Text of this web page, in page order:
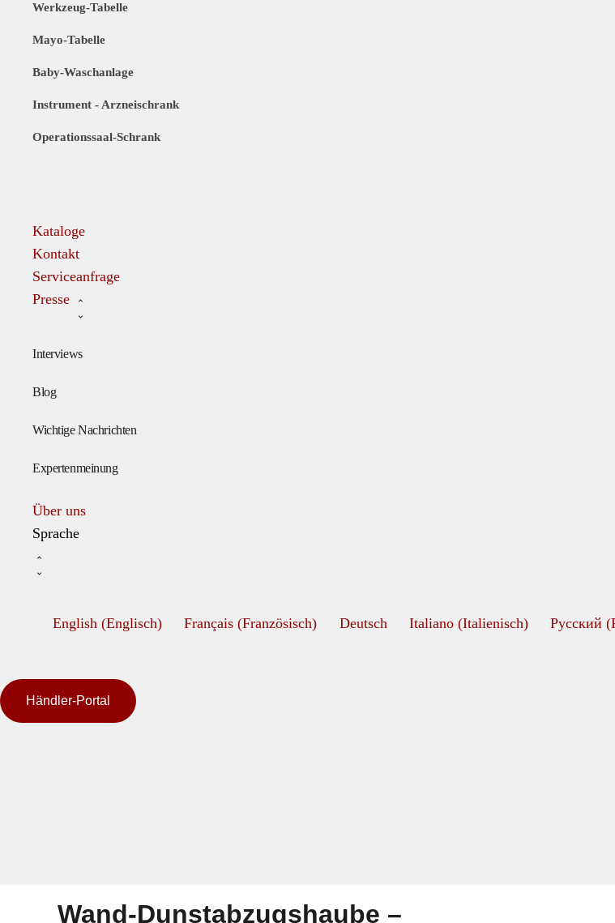
Werkzeug-Tabelle
Mayo-Tabelle
Baby-Waschanlage
Instrument - Arzneischrank
Operationssaal-Schrank
Kataloge
Kontakt
Serviceanfrage
Presse
Interviews
Blog
Wichtige Nachrichten
Expertenmeinung
Über uns
Sprache
English (Englisch) Français (Französisch) Deutsch Italiano(Italienisch) Русский (
Händler-Portal
Wand-Dunstabzugshaube –